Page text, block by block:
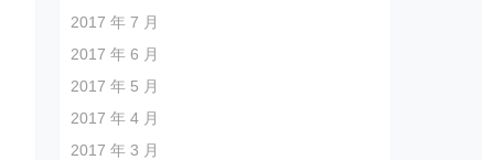
2017 年 7 月
2017 年 6 月
2017 年 5 月
2017 年 4 月
2017 年 3 月